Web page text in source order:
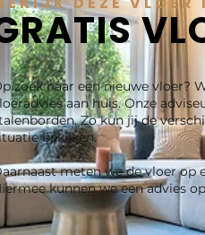
zoek naar een nieuwe vloer?
aan huis. Onze
Zo kun jij de
bekijken.
meten we de vloer op
kunnen we een advies